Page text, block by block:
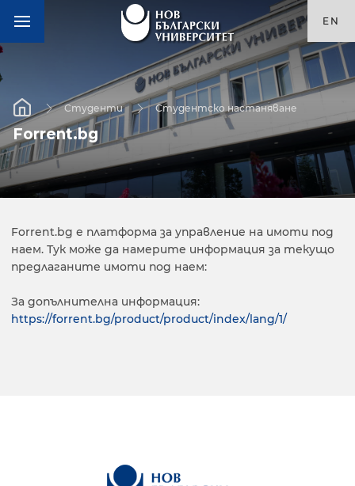
EN
Студенти Студентско настаняване
Forrent.bg
Forrent.bg е платформа за управление на имоти под
наем. Тук може да намерите информация за текущо
предлаганите имоти под наем:
За допълнителна информация:
https://forrent.bg/product/product/index/lang/1/